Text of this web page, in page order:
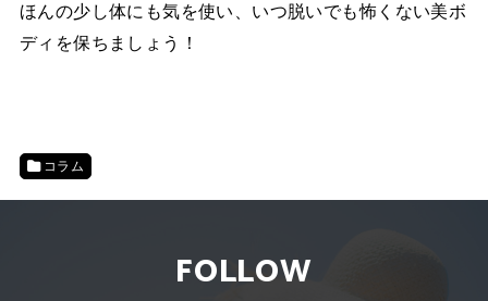
ほんの少し体にも気を使い、いつ脱いでも怖くない美ボ
ディを保ちましょう！
コラム
FOLLOW